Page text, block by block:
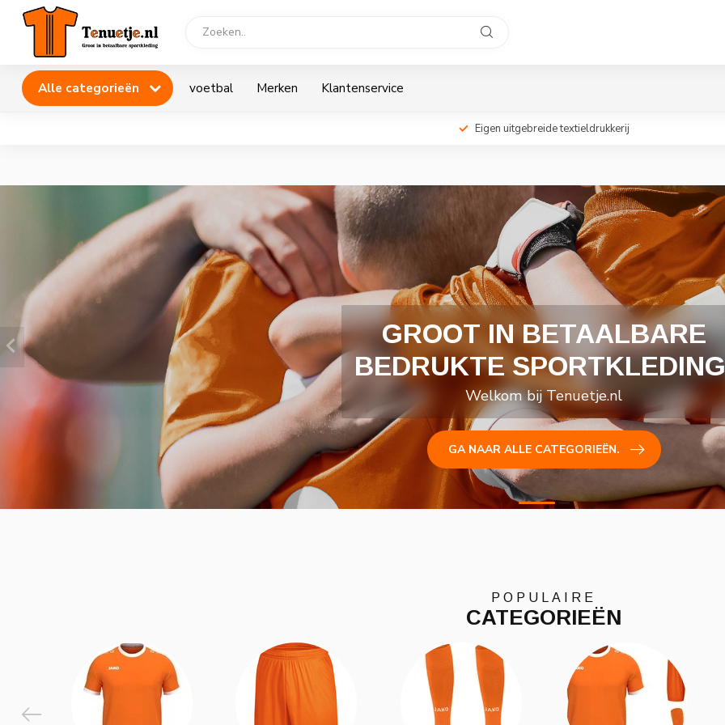
Alle categorieën voetbal Merken Klantenservice
Eigen uitgebreide textieldrukkerij
LAAT OOK UW EIGEN
KLEDING BIJ ONS
BEDRUKKEN
Snel, Simpel en Betaalbaar
KIJK HOE HET WERKT.
POPULAIRE
CATEGORIEËN